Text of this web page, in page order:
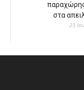
στα
23